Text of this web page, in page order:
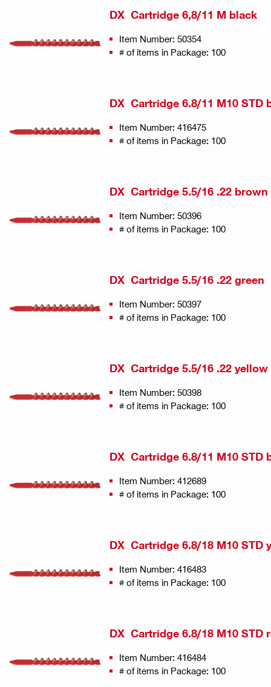
DX Cartridge 6,8/11 M black
Item Number: 50354
# of items in Package: 100
DX Cartridge 6.8/11 M10 STD
Item Number: 416475
# of items in Package: 100
DX Cartridge 5.5/16 .22 brown
Item Number: 50396
# of items in Package: 100
DX Cartridge 5.5/16 .22 green
Item Number: 50397
# of items in Package: 100
DX Cartridge 5.5/16 .22 yellow
Item Number: 50398
# of items in Package: 100
DX Cartridge 6.8/11 M10 STD
Item Number: 412689
# of items in Package: 100
DX Cartridge 6.8/18 M10 STD
Item Number: 416483
# of items in Package: 100
DX Cartridge 6.8/18 M10 STD
Item Number: 416484
# of items in Package: 100